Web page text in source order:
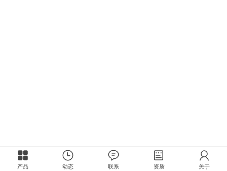
产品 动态 联系 资质 关于